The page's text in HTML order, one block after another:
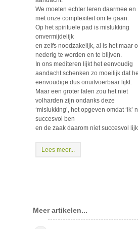
We moeten echter leren daarmee en
met onze complexiteit om te gaan.
Op het spirituele pad is mislukking
onvermijdelijk
en zelfs noodzakelijk, al is het maar
nederig te worden en te blijven.
In ons mediteren lijkt het eenvoudig
aandacht schenken zo moeilijk dat
eenvoudige dus onuitvoerbaar lijkt.
Maar een groter falen zou het niet
volharden zijn ondanks deze
‘mislukking’, het opgeven omdat ‘ik’
succesvol ben
en de zaak daarom niet succesvol
Lees meer...
Meer artikelen...